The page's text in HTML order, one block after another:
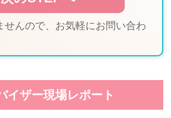
んので、お気軽にお問い合わ
イザー現場レポート